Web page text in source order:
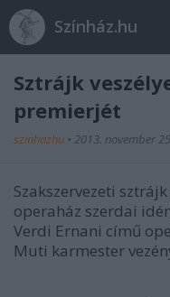
Színház.hu
Sztrájk
premierjét
szinhazhu • 2013. november 25.
Szakszervezeti
operaház szerdai
Verdi Ernani című
Muti karmester